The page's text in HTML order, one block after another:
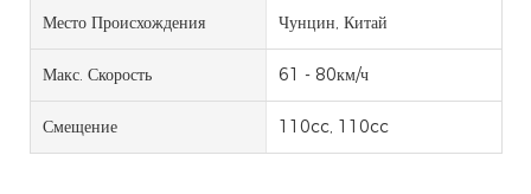
Место Происхождения Чунцин, Китай
Макс. Скорость 61 - 80км/ч
Смещение 110cc, 110cc